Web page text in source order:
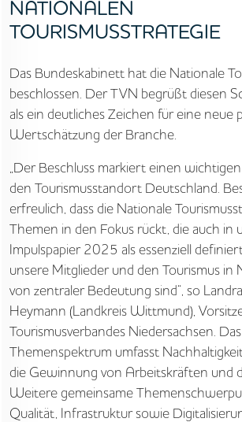
STARTSEITE
UNTERNEHMEN
VORGEHEN
ATIONALEN T
OURISMUSSTRATEGIE
Das Bundeskabinett hat die Nationale
beschlossen. Der TVN begrüßt diesen
als ein deutliches Zeichen für eine neue
Wertschätzung der Branche.
„Der Beschluss markiert einen
den Tourismusstandort Deutschland.
erfreulich, dass die Nationale
Themen in den Fokus rückt, die auch in
Impulspapier 2025 als essenziell
unsere Mitglieder und den Tourismus in
von zentraler Bedeutung sind“, so
Heymann (Landkreis Wittmund),
Tourismusverbandes Niedersachsen.
Themenspektrum umfasst
die Gewinnung von Arbeitskräften und
Weitere gemeinsame
Qualität, Infrastruktur sowie